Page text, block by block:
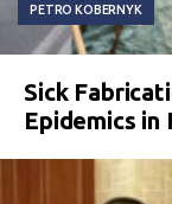
PETRO KOBERNYK
Sick
Epidemics in